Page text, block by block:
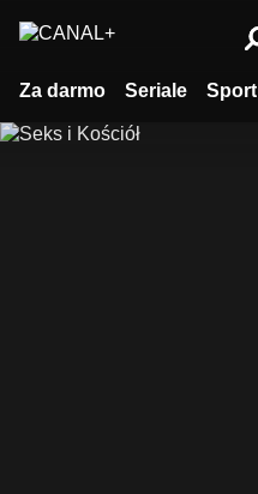
Za darmo Seriale Sport